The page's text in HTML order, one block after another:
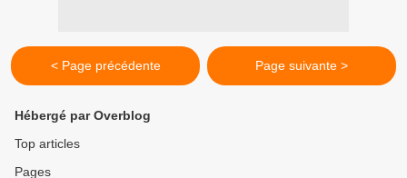
< Page précédente Page suivante >
Hébergé par Overblog
Top articles
Pages